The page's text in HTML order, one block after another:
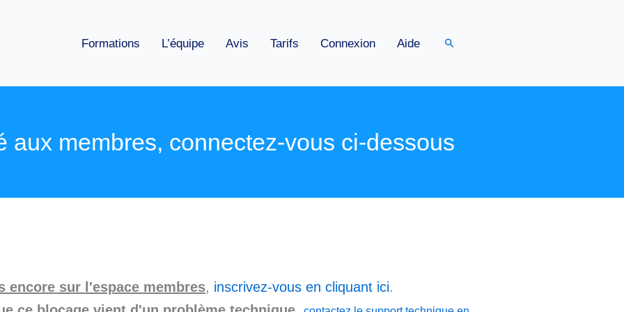
Formations L’équipe Avis Tarifs Connexion Aide Rechercher
aux membres, connectez-vous ci-dessous
encore sur l'espace membres, inscrivez-vous en cliquant ici.